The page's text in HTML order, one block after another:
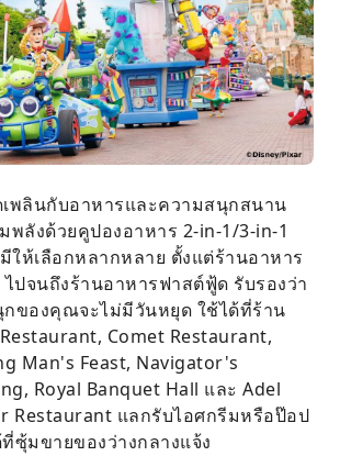
พลินกับอาหารและความสนุกสนาน
พลังด้วยคูปองอาหาร 2-in-1/3-in-1
ให้เลือกหลากหลาย ตั้งแต่ร้านอาหาร
ไปจนถึงร้านอาหารฟาสต์ฟู้ด รับรองว่า
ของคุณจะไม่มีวันหยุด ใช้ได้ที่ร้าน
Comet Restaurant,
Man's Feast, Navigator's
Royal Banquet Hall และ Adel
Restaurant แลกรับไอศกรีมหรือป๊อป
ซุ้มขายของว่างกลางแจ้ง